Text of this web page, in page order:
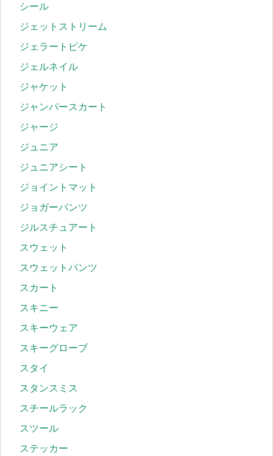
シール
ジェットストリーム
ジェラートピケ
ジェルネイル
ジャケット
ジャンパースカート
ジャージ
ジュニア
ジュニアシート
ジョイントマット
ジョガーパンツ
ジルスチュアート
スウェット
スウェットパンツ
スカート
スキニー
スキーウェア
スキーグローブ
スタイ
スタンスミス
スチールラック
スツール
ステッカー